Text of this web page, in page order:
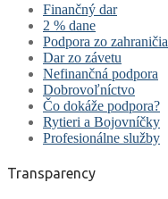
Finančný dar
2 % dane
Podpora zo zahraničia
Dar zo závetu
Nefinančná podpora
Dobrovoľníctvo
Čo dokáže podpora?
Rytieri a Bojovníčky
Profesionálne služby
Transparency